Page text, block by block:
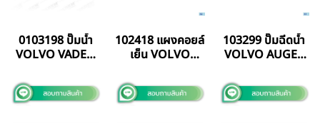
0103198 ปั๊มน้ำ
VOLVO VADEN
102418 แผงคอยล์
เย็น VOLVO
AUGER
GERMANY แท้
103299 ปั๊มฉีดน้ำ
VOLVO AUGER